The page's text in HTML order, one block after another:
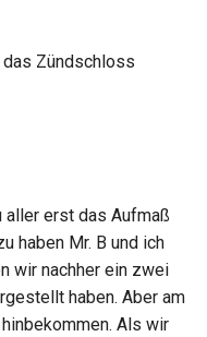
das Zündschloss
aller erst das Aufmaß
haben Mr. B und ich
wir nachher ein zwei
haben. Aber am
Als wir